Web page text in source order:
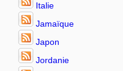
Italie
Jamaïque
Japon
Jordanie